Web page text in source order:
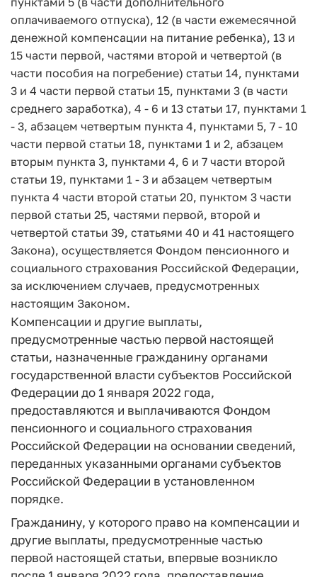
оплачиваемого отпуска), 12 (в части ежемесячной
денежной компенсации на питание ребенка), 13 и
15 части первой, частями второй и четвертой (в
части пособия на погребение) статьи 14, пунктами
3 и 4 части первой статьи 15, пунктами 3 (в части
среднего заработка), 4 - 6 и 13 статьи 17, пунктами 1
- 3, абзацем четвертым пункта 4, пунктами 5, 7 - 10
части первой статьи 18, пунктами 1 и 2, абзацем
вторым пункта 3, пунктами 4, 6 и 7 части второй
статьи 19, пунктами 1 - 3 и абзацем четвертым
пункта 4 части второй статьи 20, пунктом 3 части
первой статьи 25, частями первой, второй и
четвертой статьи 39, статьями 40 и 41 настоящего
Закона), осуществляется Фондом пенсионного и
социального страхования Российской Федерации,
за исключением случаев, предусмотренных
настоящим Законом.
Компенсации и другие выплаты,
предусмотренные частью первой настоящей
статьи, назначенные гражданину органами
государственной власти субъектов Российской
Федерации до 1 января 2022 года,
предоставляются и выплачиваются Фондом
пенсионного и социального страхования
Российской Федерации на основании сведений,
переданных указанными органами субъектов
Российской Федерации в установленном
порядке.
Гражданину, у которого право на компенсации и
другие выплаты, предусмотренные частью
первой настоящей статьи, впервые возникло